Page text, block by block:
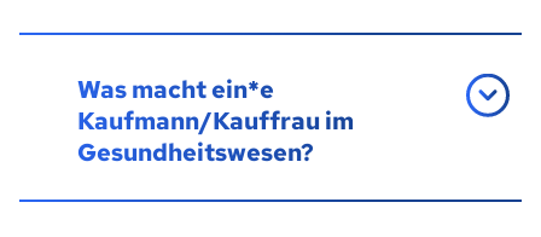
Was macht ein*e
Kaufmann/Kauffrau im
Gesundheitswesen?